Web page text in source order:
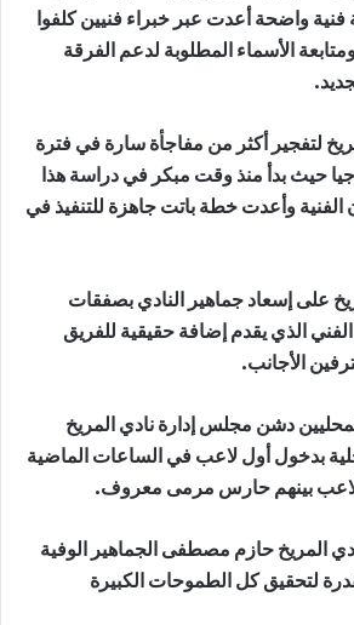
فنية واضحة أعدت عبر خبراء فنيين كلفوا
الأسماء المطلوبة لدعم الفرقة
لتفجير أكثر من مفاجأة سارة في فترة
حيث بدأ منذ وقت مبكر في دراسة هذا
الفنية وأعدت خطة باتت جاهزة للتنفيذ في
على إسعاد جماهير النادي بصفقات
الذي يقدم إضافة حقيقية للفريق
الأجانب.
دشن مجلس إدارة نادي المريخ
بدخول أول لاعب في الساعات الماضية
بينهم حارس مرمى معروف.
المريخ حازم مصطفى الجماهير الوفية
لتحقيق كل الطموحات الكبيرة